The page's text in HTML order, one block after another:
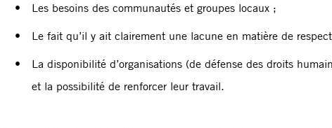
Les besoins des communautés et groupes locaux ;
Le fait qu’il y ait clairement une lacune en matière de
La disponibilité d’organisations (de défense des droits
et la possibilité de renforcer leur travail.